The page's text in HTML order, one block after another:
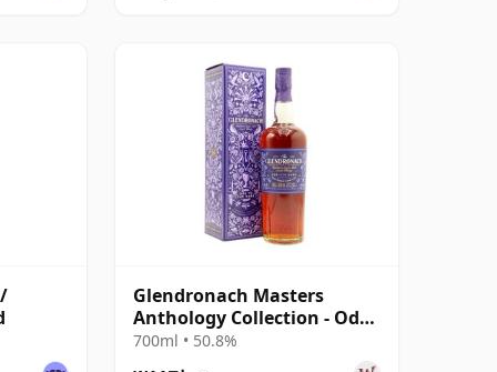
Glendronach Masters
Anthology Collection - Ode
To The Dark Sin
700ml • 50.8%